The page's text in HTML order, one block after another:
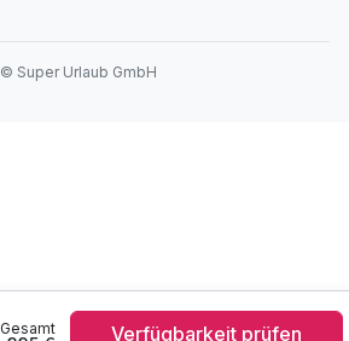
Gesamt Verfügbarkeit prüfen
© Super Urlaub GmbH